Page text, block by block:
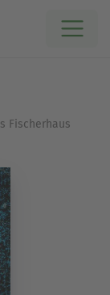
Fischerhaus